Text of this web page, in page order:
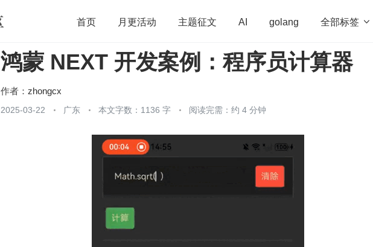
首页 月更活动 主题征文 AI golang 全部标签 
开源 架构 OpenHarmony 算法 学习方法 Web3.0
鸿蒙 NEXT 开发案例：程序员计算器
作者： zhongcx
2025-03-22 广东 本文字数：1136 字 阅读完需：约 4 分钟